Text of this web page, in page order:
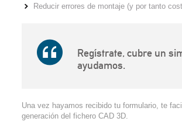
Reducir errores de montaje (y por tanto
Regístrate, cubre un
ayudamos.
Una vez hayamos recibido tu formulario, te
generación del fichero CAD 3D.